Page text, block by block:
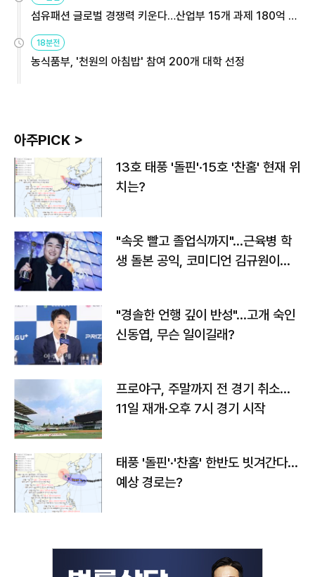
섬유패션 글로벌 경쟁력 키운다…산업부 15개 과제 180억 지
18분전
농식품부, '천원의 아침밥' 참여 200개 대학 선정
아주PICK >
13호 태풍 '돌핀'·15호 '찬홈' 현재 위
치는?
"속옷 빨고 졸업식까지"…근육병 학
생 돌본 공익, 코미디언 김규원이었
"경솔한 언행 깊이 반성"…고개 숙인
신동엽, 무슨 일이길래?
프로야구, 주말까지 전 경기 취소…
11일 재개·오후 7시 경기 시작
태풍 '돌핀'·'찬홈' 한반도 빗겨간다…
예상 경로는?